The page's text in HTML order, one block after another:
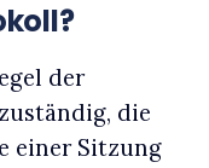
der
die
einer Sitzung